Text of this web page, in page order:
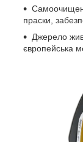
праски,
Джерело
європейська